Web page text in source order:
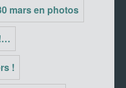
mars en photos
!